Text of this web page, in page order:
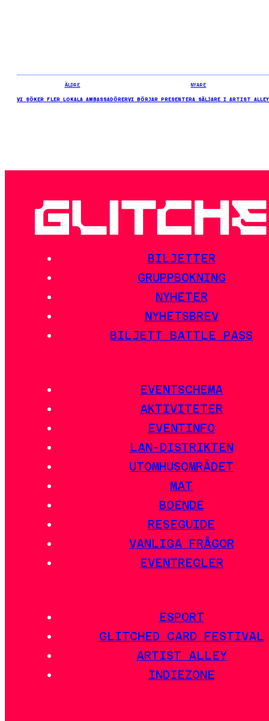
ÄLDRE
VI SÖKER FLER LOKALA AMBASSADÖRER
NYARE
VI BÖRJAR PRESENTERA SÄLJARE I ARTIST ALLEY
BILJETTER
GRUPPBOKNING
NYHETER
NYHETSBREV
BILJETT BATTLE PASS
EVENTSCHEMA
AKTIVITETER
EVENTINFO
LAN-DISTRIKTEN
UTOMHUSOMRÅDET
MAT
BOENDE
RESEGUIDE
VANLIGA FRÅGOR
EVENTREGLER
ESPORT
GLITCHED CARD FESTIVAL
ARTIST ALLEY
INDIEZONE